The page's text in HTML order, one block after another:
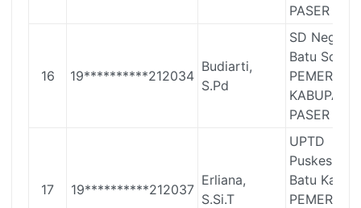
PASER
16 19**********212034
Budiarti,
S.Pd
SD Negeri
Batu
PASER
17 19**********212037
Erliana,
S.Si.T
UPTD
Puskesmas
Batu Kajang